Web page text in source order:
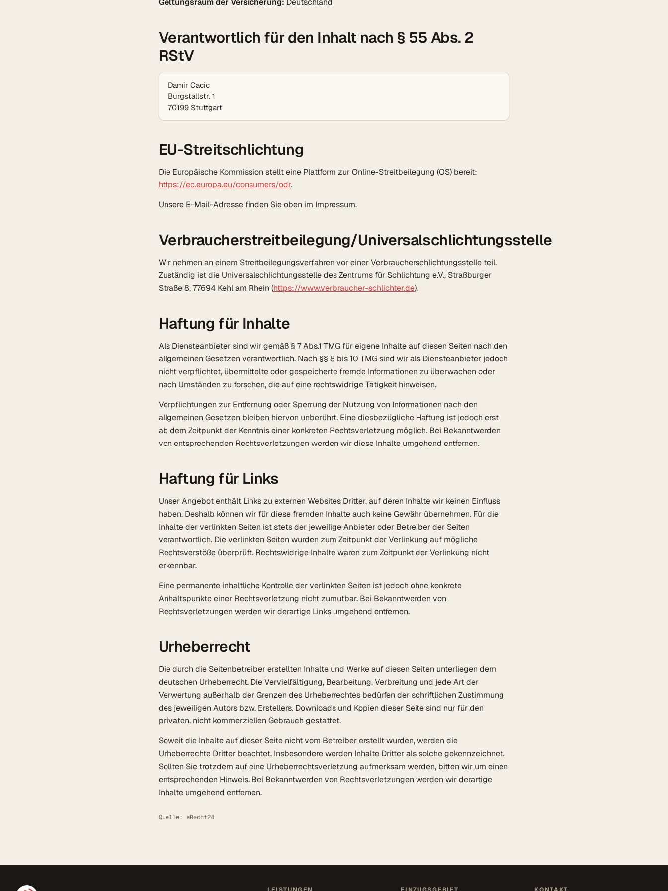
Geltungsraum der Versicherung: Deutschland
Verantwortlich für den Inhalt nach § 55 Abs. 2
RStV
Damir Cacic
Burgstallstr. 1
70199 Stuttgart
EU-Streitschlichtung
Die Europäische Kommission stellt eine Plattform zur Online-Streitbeilegung (OS) bereit:
https://ec.europa.eu/consumers/odr.
Unsere E-Mail-Adresse finden Sie oben im Impressum.
Verbraucherstreitbeilegung/Universalschlichtungsstelle
Wir nehmen an einem Streitbeilegungsverfahren vor einer Verbraucherschlichtungsstelle teil.
Zuständig ist die Universalschlichtungsstelle des Zentrums für Schlichtung e.V., Straßburger
Straße 8, 77694 Kehl am Rhein (https://www.verbraucher-schlichter.de).
Haftung für Inhalte
Als Diensteanbieter sind wir gemäß § 7 Abs.1 TMG für eigene Inhalte auf diesen Seiten nach den
allgemeinen Gesetzen verantwortlich. Nach §§ 8 bis 10 TMG sind wir als Diensteanbieter jedoch
nicht verpflichtet, übermittelte oder gespeicherte fremde Informationen zu überwachen oder
nach Umständen zu forschen, die auf eine rechtswidrige Tätigkeit hinweisen.
Verpflichtungen zur Entfernung oder Sperrung der Nutzung von Informationen nach den
allgemeinen Gesetzen bleiben hiervon unberührt. Eine diesbezügliche Haftung ist jedoch erst
ab dem Zeitpunkt der Kenntnis einer konkreten Rechtsverletzung möglich. Bei Bekanntwerden
von entsprechenden Rechtsverletzungen werden wir diese Inhalte umgehend entfernen.
Haftung für Links
Unser Angebot enthält Links zu externen Websites Dritter, auf deren Inhalte wir keinen Einfluss
haben. Deshalb können wir für diese fremden Inhalte auch keine Gewähr übernehmen. Für die
Inhalte der verlinkten Seiten ist stets der jeweilige Anbieter oder Betreiber der Seiten
verantwortlich. Die verlinkten Seiten wurden zum Zeitpunkt der Verlinkung auf mögliche
Rechtsverstöße überprüft. Rechtswidrige Inhalte waren zum Zeitpunkt der Verlinkung nicht
erkennbar.
Eine permanente inhaltliche Kontrolle der verlinkten Seiten ist jedoch ohne konkrete
Anhaltspunkte einer Rechtsverletzung nicht zumutbar. Bei Bekanntwerden von
Rechtsverletzungen werden wir derartige Links umgehend entfernen.
Urheberrecht
Die durch die Seitenbetreiber erstellten Inhalte und Werke auf diesen Seiten unterliegen dem
deutschen Urheberrecht. Die Vervielfältigung, Bearbeitung, Verbreitung und jede Art der
Verwertung außerhalb der Grenzen des Urheberrechtes bedürfen der schriftlichen Zustimmung
des jeweiligen Autors bzw. Erstellers. Downloads und Kopien dieser Seite sind nur für den
privaten, nicht kommerziellen Gebrauch gestattet.
Soweit die Inhalte auf dieser Seite nicht vom Betreiber erstellt wurden, werden die
Urheberrechte Dritter beachtet. Insbesondere werden Inhalte Dritter als solche gekennzeichnet.
Sollten Sie trotzdem auf eine Urheberrechtsverletzung aufmerksam werden, bitten wir um einen
entsprechenden Hinweis. Bei Bekanntwerden von Rechtsverletzungen werden wir derartige
Inhalte umgehend entfernen.
Quelle: eRecht24